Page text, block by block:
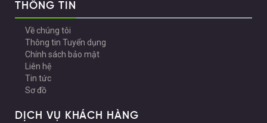
THÔNG TIN
Về chúng tôi
Thông tin Tuyển dụng
Chính sách bảo mật
Liên hệ
Tin tức
Sơ đồ
DỊCH VỤ KHÁCH HÀNG